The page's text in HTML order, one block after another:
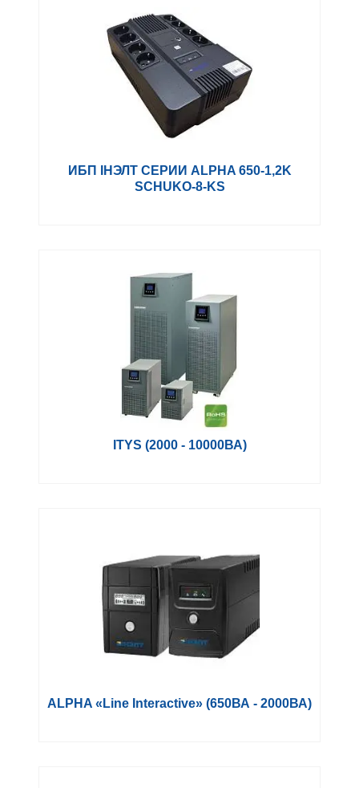
ИБП ІНЭЛТ СЕРИИ ALPHA 650-1,2K
SCHUKO-8-KS
ITYS (2000 - 10000ВА)
ALPHA «Line Interactive» (650ВА - 2000ВА)